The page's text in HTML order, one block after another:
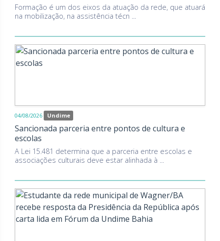
Formação é um dos eixos da atuação da rede, que atuará
na mobilização, na assistência técn ...
04/08/2026 Undime
Sancionada parceria entre pontos de cultura e
escolas
A Lei 15.481 determina que a parceria entre escolas e
associações culturais deve estar alinhada à ...